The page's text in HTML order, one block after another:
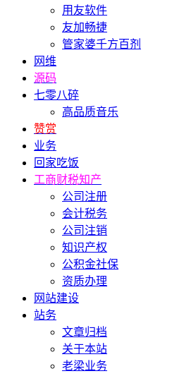
用友软件
友加畅捷
管家婆千方百剂
网维
源码
七零八碎
高品质音乐
赞赏
业务
回家吃饭
工商财税知产
公司注册
会计税务
公司注销
知识产权
公积金社保
资质办理
网站建设
站务
文章归档
关于本站
老梁业务